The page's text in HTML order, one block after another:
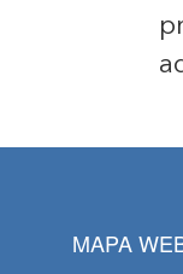
MAPA